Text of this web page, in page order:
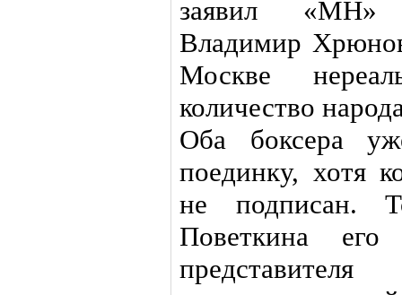
заявил «МН»
Владимир
Москве
количество
Оба боксера
поединку, хотя
не подписан.
Поветкина